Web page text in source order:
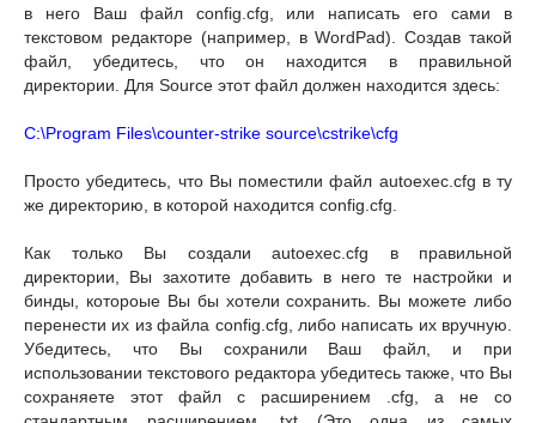
в него Ваш файл config.cfg, или написать его сами в
текстовом редакторе (например, в WordPad). Создав такой
файл, убедитесь, что он находится в правильной
директории. Для Source этот файл должен находится здесь:
C:\Program Files\counter-strike source\cstrike\cfg
Просто убедитесь, что Вы поместили файл autoexec.cfg в ту
же директорию, в которой находится config.cfg.
Как только Вы создали autoexec.cfg в правильной
директории, Вы захотите добавить в него те настройки и
бинды, котороые Вы бы хотели сохранить. Вы можете либо
перенести их из файла config.cfg, либо написать их вручную.
Убедитесь, что Вы сохранили Ваш файл, и при
использовании текстового редактора убедитесь также, что Вы
сохраняете этот файл с расширением .cfg, а не со